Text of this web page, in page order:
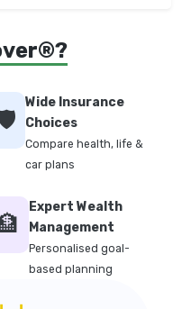
in india
policy
policy
policy
in health
Wide Insurance
Choices
Compare health, life &
car plans
Expert Wealth
Management
Personalised goal-
based planning